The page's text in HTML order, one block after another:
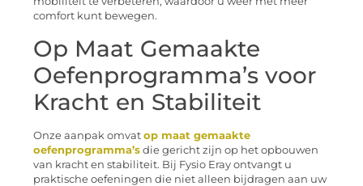
comfort kunt bewegen.
Op Maat Gemaakte
Oefenprogramma’s voor
Kracht en Stabiliteit
Onze aanpak omvat op maat gemaakte
oefenprogramma’s die gericht zijn op het opbouwen
van kracht en stabiliteit. Bij Fysio Eray ontvangt u
praktische oefeningen die niet alleen bijdragen aan uw